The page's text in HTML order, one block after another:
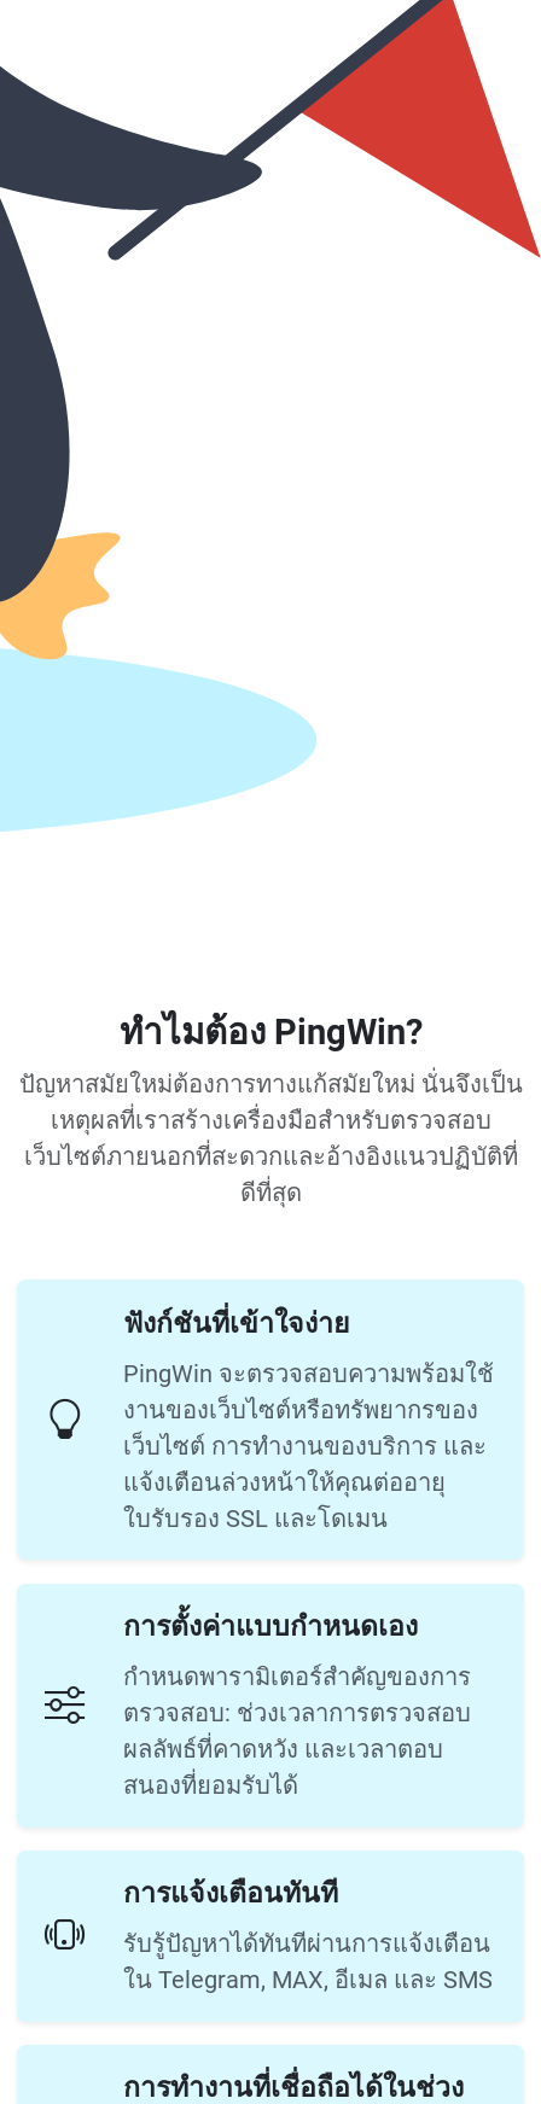
ทำไมต้อง PingWin?
ปัญหาสมัยใหม่ต้องการทางแก้สมัยใหม่ นั่นจึงเป็น
เหตุผลที่เราสร้างเครื่องมือสำหรับตรวจสอบ
เว็บไซต์ภายนอกที่สะดวกและอ้างอิงแนวปฏิบัติที่
ดีที่สุด
ฟังก์ชันที่เข้าใจง่าย
PingWin จะตรวจสอบความพร้อมใช้
งานของเว็บไซต์หรือทรัพยากรของ
เว็บไซต์ การทำงานของบริการ และ
แจ้งเตือนล่วงหน้าให้คุณต่ออายุ
ใบรับรอง SSL และโดเมน
การตั้งค่าแบบกำหนดเอง
กำหนดพารามิเตอร์สำคัญของการ
ตรวจสอบ: ช่วงเวลาการตรวจสอบ
ผลลัพธ์ที่คาดหวัง และเวลาตอบ
สนองที่ยอมรับได้
การแจ้งเตือนทันที
รับรู้ปัญหาได้ทันทีผ่านการแจ้งเตือน
ใน Telegram, MAX, อีเมล และ SMS
การทำงานที่เชื่อถือได้ในช่วง